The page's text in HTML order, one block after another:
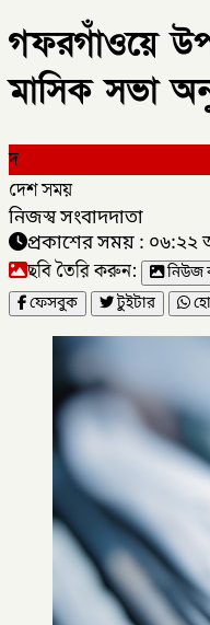
গফরগাঁওয়ে
মাসিক সভা
দ
দেশ সময়
নিজস্ব সংবাদদাতা
প্রকাশের সময় : ০৬:২২
ছবি তৈরি করুন: নিউজ
ফেসবুক
টুইটার